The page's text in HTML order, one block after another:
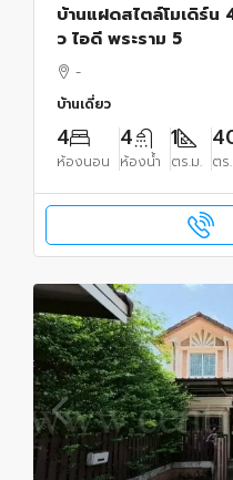
บ้านแฝดสไตล์โมเดิร์น
ว ไอดี พระราม 5
-
บ้านเดี่ยว
4
ห้องนอน
4
ห้องน้ำ
1
ตร.ม. ตร